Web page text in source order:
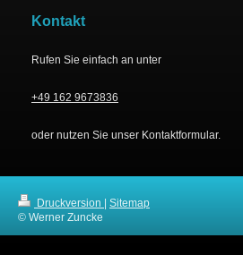
Kontakt
Rufen Sie einfach an unter
+49 162 9673836
oder nutzen Sie unser Kontaktformular.
Druckversion | Sitemap
© Werner Zuncke